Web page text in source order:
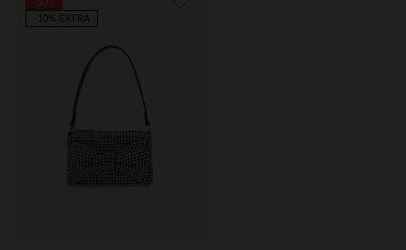
-10% EXTRA